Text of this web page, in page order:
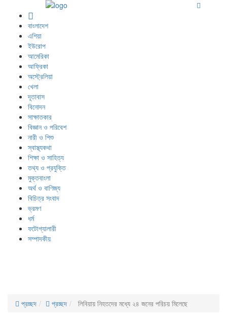
বাংলাদেশ
এশিয়া
ইউরোপ
আমেরিকা
আফ্রিকা
অস্ট্রেলিয়া
খেলা
দূতাবাস
বিনোদন
সাক্ষাতকার
বিজ্ঞান ও পরিবেশ
নারী ও শিশু
স্বাস্থ্যকথা
শিক্ষা ও সাহিত্য
তথ্য ও প্রযুক্তি
মুক্তবাংলা
অর্থ ও বাণিজ্য
বিচিত্র সংবাদ
ভ্রমণ
ধর্ম
ফটোগ্যালারী
সম্পাদকীয়
প্রচ্ছদ প্রচ্ছদ লিবিয়ায় নিহতদের মধ্যে ২৪ জনের পরিচয় মিলেছে